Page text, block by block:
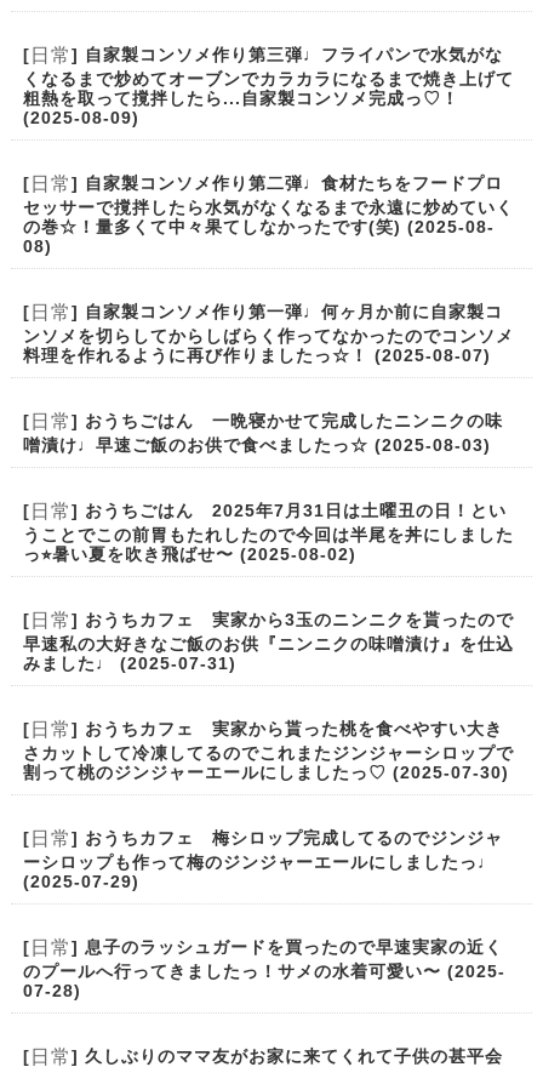
[ 日常] 自家製コンソメ作り第三弾♩フライパンで水気がな
くなるまで炒めてオーブンでカラカラになるまで焼き上げて
粗熱を取って撹拌したら...自家製コンソメ完成っ♡！
(2025-08-09)
[ 日常] 自家製コンソメ作り第二弾♩食材たちをフードプロ
セッサーで撹拌したら水気がなくなるまで永遠に炒めていく
の巻☆！量多くて中々果てしなかったです(笑) (2025-08-
08)
[ 日常] 自家製コンソメ作り第一弾♩何ヶ月か前に自家製コ
ンソメを切らしてからしばらく作ってなかったのでコンソメ
料理を作れるように再び作りましたっ☆！ (2025-08-07)
[ 日常] おうちごはん 一晩寝かせて完成したニンニクの味
噌漬け♩早速ご飯のお供で食べましたっ☆ (2025-08-03)
[ 日常] おうちごはん 2025年7月31日は土曜丑の日！とい
うことでこの前胃もたれしたので今回は半尾を丼にしました
っ⭐︎暑い夏を吹き飛ばせ〜 (2025-08-02)
[ 日常] おうちカフェ 実家から3玉のニンニクを貰ったので
早速私の大好きなご飯のお供『ニンニクの味噌漬け』を仕込
みました♩ (2025-07-31)
[ 日常] おうちカフェ 実家から貰った桃を食べやすい大き
さカットして冷凍してるのでこれまたジンジャーシロップで
割って桃のジンジャーエールにしましたっ♡ (2025-07-30)
[ 日常] おうちカフェ 梅シロップ完成してるのでジンジャ
ーシロップも作って梅のジンジャーエールにしましたっ♩
(2025-07-29)
[ 日常] 息子のラッシュガードを買ったので早速実家の近く
のプールへ行ってきましたっ！サメの水着可愛い〜 (2025-
07-28)
[ 日常] 久しぶりのママ友がお家に来てくれて子供の甚平会